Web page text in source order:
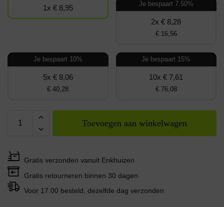
1x € 8,95 Je bespaart 7.50%
2x € 8,28
€ 16,56
Je bespaart 10%
5x € 8,06
€ 40,28
Je bespaart 15%
10x € 7,61
€ 76,08
Toevoegen aan winkelwagen
Gratis verzonden vanuit Enkhuizen
Gratis retourneren binnen 30 dagen
Voor 17.00 besteld, dezelfde dag verzonden